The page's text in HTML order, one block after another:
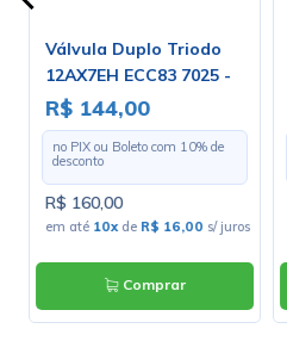
Válvula Duplo Triodo
12AX7EH ECC83 7025 -
Electro-Harmonix
R$ 144,00
no PIX ou Boleto com 10% de
desconto
R$ 160,00
em até 10xde R$ 16,00 s/ juros
Comprar